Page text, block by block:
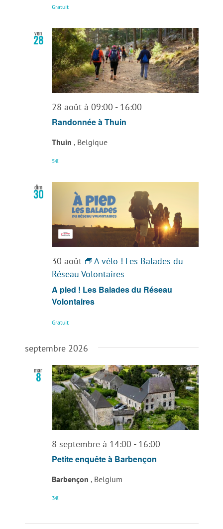
Gratuit
ven
28
28 août à 09:00 - 16:00
Randonnée à Thuin
Thuin , Belgique
5€
dim
30
30 août
A vélo ! Les Balades du
Réseau Volontaires
A pied ! Les Balades du Réseau
Volontaires
Gratuit
septembre 2026
mar
8
8 septembre à 14:00 - 16:00
Petite enquête à Barbençon
Barbençon , Belgium
3€